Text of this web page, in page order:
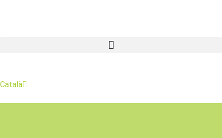
Català
Español